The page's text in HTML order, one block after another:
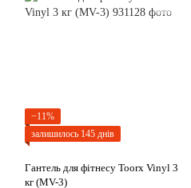
−11%
залишилось 145 днів
Гантель для фітнесу Toorx Vinyl 3
кг (MV-3)